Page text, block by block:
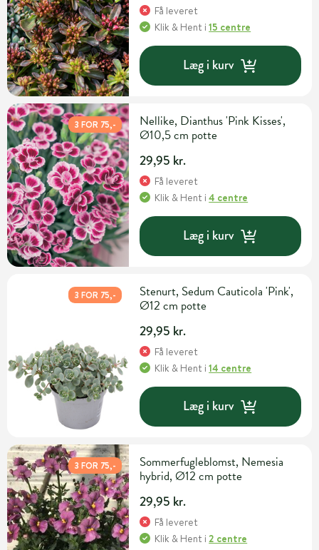
Få leveret
Klik & Hent i15 centre
Læg i kurv
3 FOR 75,-
Nellike, Dianthus 'Pink Kisses',
Ø10,5 cm potte
29,95 kr.
Få leveret
Klik & Hent i4 centre
Læg i kurv
3 FOR 75,-
Stenurt, Sedum Cauticola 'Pink',
Ø12 cm potte
29,95 kr.
Få leveret
Klik & Hent i14 centre
Læg i kurv
3 FOR 75,-
Sommerfugleblomst, Nemesia
hybrid, Ø12 cm potte
29,95 kr.
Få leveret
Klik & Hent i2 centre